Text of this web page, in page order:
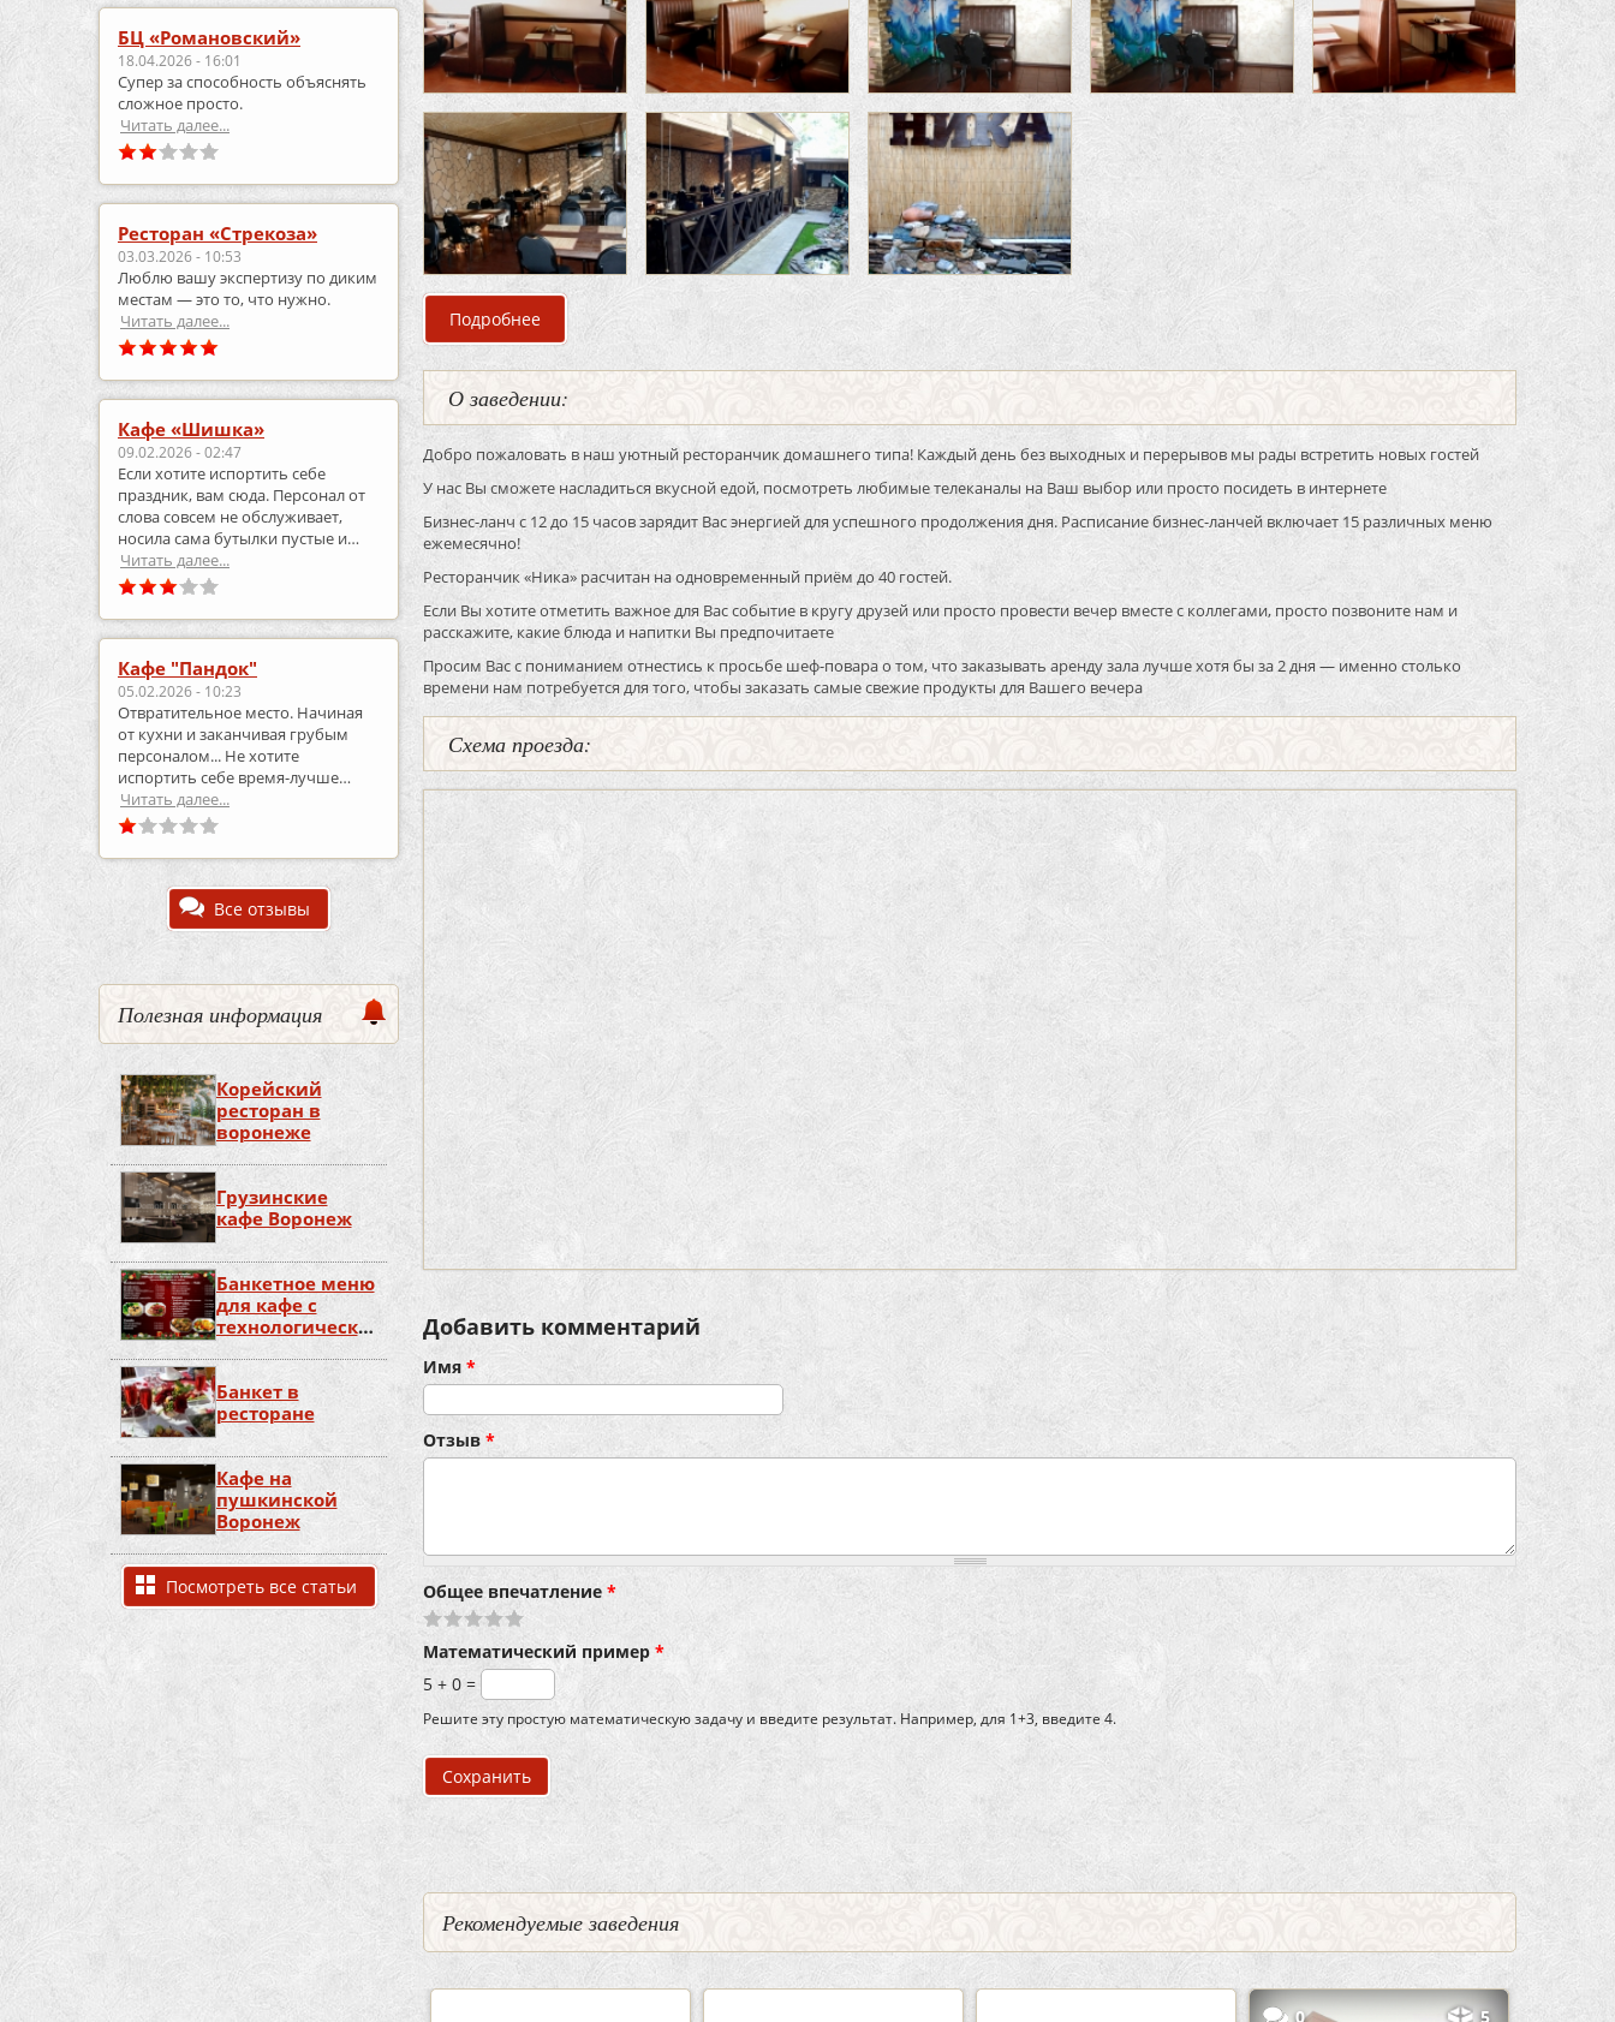
БЦ «Романовский»
18.04.2026 - 16:01
Супер за способность объяснять
сложное просто.
Читать далее...
Ресторан «Стрекоза»
03.03.2026 - 10:53
Люблю вашу экспертизу по диким
местам — это то, что нужно.
Читать далее...
Кафе «Шишка»
09.02.2026 - 02:47
Если хотите испортить себе
праздник, вам сюда. Персонал от
слова совсем не обслуживает,
носила сама бутылки пустые и
приносила полные.
Читать далее...
Кафе "Пандок"
05.02.2026 - 10:23
Отвратительное место. Начиная
от кухни и заканчивая грубым
персоналом... Не хотите
испортить себе время-лучше
выберите что-то другое..
Читать далее...
Все отзывы
Полезная информация
Корейский
ресторан в
воронеже
Грузинские
кафе Воронеж
Банкетное меню
для кафе с
технологическими
картами
Банкет в
ресторане
Кафе на
пушкинской
Воронеж
Посмотреть все статьи
Подробнее о Банкетный зал ресторанчик «Ника»
О заведении:
Добро пожаловать в наш уютный ресторанчик домашнего типа! Каждый день без выходных и перерывов мы рады встретить новых гостей
У нас Вы сможете насладиться вкусной едой, посмотреть любимые телеканалы на Ваш выбор или просто посидеть в интернете
Бизнес-ланч с 12 до 15 часов зарядит Вас энергией для успешного продолжения дня. Расписание бизнес-ланчей включает 15 различных меню
ежемесячно!
Ресторанчик «Ника» расчитан на одновременный приём до 40 гостей.
Если Вы хотите отметить важное для Вас событие в кругу друзей или просто провести вечер вместе с коллегами, просто позвоните нам и
расскажите, какие блюда и напитки Вы предпочитаете
Просим Вас с пониманием отнестись к просьбе шеф-повара о том, что заказывать аренду зала лучше хотя бы за 2 дня — именно столько
времени нам потребуется для того, чтобы заказать самые свежие продукты для Вашего вечера
Схема проезда:
Добавить комментарий
Имя *
Отзыв *
Общее впечатление *
Математический пример *
5 + 0 =
Решите эту простую математическую задачу и введите результат. Например, для 1+3, введите 4.
Рекомендуемые заведения
0 5